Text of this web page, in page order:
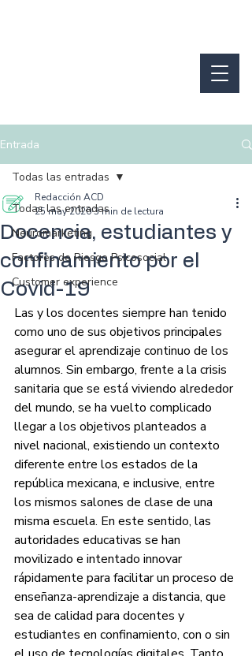
Entrada
Todas las entradas
Neuromarketing
Factores de Riesgo Psicosocial
Customer experience
Todas las entradas
Docencia, estudiantes y
confinamiento por el
Covid-19
Redacción ACD
25 may 20203 min de lectura
Las y los docentes siempre han tenido
como uno de sus objetivos principales
asegurar el aprendizaje continuo de los
alumnos. Sin embargo, frente a la crisis
sanitaria que se está viviendo alrededor
del mundo, se ha vuelto complicado
llegar a los objetivos planteados a
nivel nacional, existiendo un contexto
diferente entre los estados de la
república mexicana, e inclusive, entre
los mismos salones de clase de una
misma escuela. En este sentido, las
autoridades educativas se han
movilizado e intentado innovar
rápidamente para facilitar un proceso de
enseñanza-aprendizaje a distancia, que
sea de calidad para docentes y
estudiantes en confinamiento, con o sin